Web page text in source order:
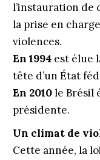
l’instauration de
la prise en
violences.
En 1994est élue
tête d’un État
En 2010le Brésil
présidente.
Un climat de
Cette année, la